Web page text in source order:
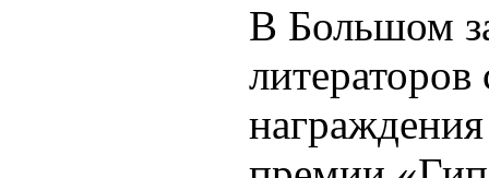
В Большом
литераторов